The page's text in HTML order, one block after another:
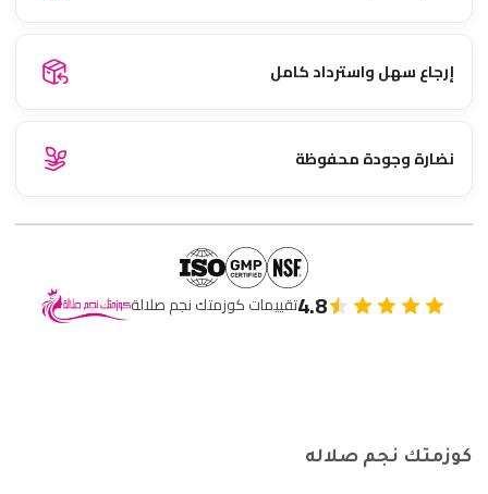
إرجاع سهل واسترداد كامل
نضارة وجودة محفوظة
4.8تقييمات كوزمتك نجم صلالة
كوزمتك نجم صلاله